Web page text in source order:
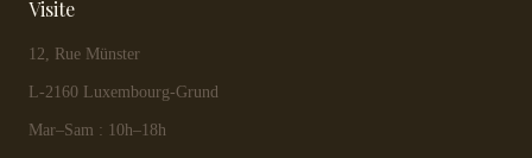
Visite
12, Rue Münster
L-2160 Luxembourg-Grund
Mar–Sam : 10h–18h